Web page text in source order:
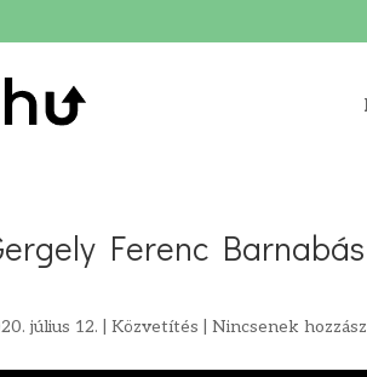
Ferenc
július 12. |Közvetítés |Nincsenek